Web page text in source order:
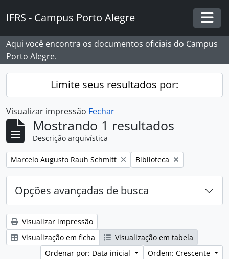
IFRS - Campus Porto Alegre
Aqui você encontra os documentos oficiais do Campus
Porto Alegre.
Limite seus resultados por:
Visualizar impressão Fechar
Mostrando 1 resultados
Descrição arquivística
Remover filtro:
Marcelo Augusto Rauh Schmitt Remover filtro:
Biblioteca
Opções avançadas de busca
Visualizar impressão
Visualização em ficha
Visualização em tabela
Ordenar por: Data inicial
Ordem: Crescente